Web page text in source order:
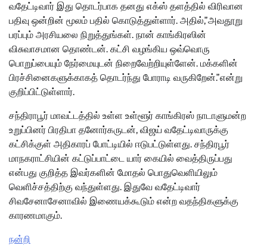
வதேட்டிவார் இது தொடர்பாக தனது எக்ஸ் தளத்தில் விரிவான
பதிவு ஒன்றின் மூலம் பதில் கொடுத்துள்ளார். அதில்,”அவதூறு
பரப்பும் அரசியலை நிறுத்துங்கள். நான் காங்கிரஸின்
விசுவாசமான தொண்டன். கட்சி வழங்கிய ஒவ்வொரு
பொறுப்பையும் நேர்மையுடன் நிறைவேற்றியுள்ளேன். மக்களின்
பிரச்சினைகளுக்காகத் தொடர்ந்து போராடி வருகிறேன்.”என்று
குறிப்பிட்டுள்ளார்.
சந்திராபூர் மாவட்டத்தில் உள்ள உள்ளூர் காங்கிரஸ் நாடாளுமன்ற
உறுப்பினர் பிரதிபா தனோர்கருடன், விஜய் வதேட்டிவாருக்கு
கட்சிக்குள் அதிகாரப் போட்டியில் ஈடுபட்டுள்ளது. சந்திரபூர்
மாநகராட்சியின் கட்டுப்பாட்டை யார் கையில் வைத்திருப்பது
என்பது குறித்த இவர்களின் மோதல் பொதுவெளியிலும்
வெளிச்சத்திற்கு வந்துள்ளது. இதுவே வதேட்டிவார்
சிவசேனாசேனாவில் இணையக்கூடும் என்ற வதந்திகளுக்கு
காரணமாகும்.
நன்றி